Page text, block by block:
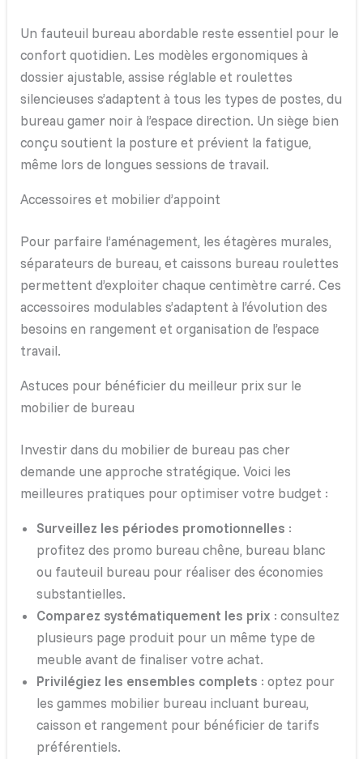
Un fauteuil bureau abordable reste essentiel pour le
confort quotidien. Les modèles ergonomiques à
dossier ajustable, assise réglable et roulettes
silencieuses s’adaptent à tous les types de postes, du
bureau gamer noir à l’espace direction. Un siège bien
conçu soutient la posture et prévient la fatigue,
même lors de longues sessions de travail.
Accessoires et mobilier d’appoint
Pour parfaire l’aménagement, les étagères murales,
séparateurs de bureau, et caissons bureau roulettes
permettent d’exploiter chaque centimètre carré. Ces
accessoires modulables s’adaptent à l’évolution des
besoins en rangement et organisation de l’espace
travail.
Astuces pour bénéficier du meilleur prix sur le
mobilier de bureau
Investir dans du mobilier de bureau pas cher
demande une approche stratégique. Voici les
meilleures pratiques pour optimiser votre budget :
Surveillez les périodes promotionnelles :
profitez des promo bureau chêne, bureau blanc
ou fauteuil bureau pour réaliser des économies
substantielles.
Comparez systématiquement les prix : consultez
plusieurs page produit pour un même type de
meuble avant de finaliser votre achat.
Privilégiez les ensembles complets : optez pour
les gammes mobilier bureau incluant bureau,
caisson et rangement pour bénéficier de tarifs
préférentiels.